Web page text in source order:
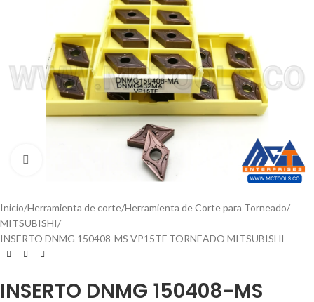
Inicio Herramienta de corte Herramienta de Corte para Torneado
MITSUBISHI
INSERTO DNMG 150408-MS VP15TF TORNEADO MITSUBISHI
INSERTO DNMG 150408-MS